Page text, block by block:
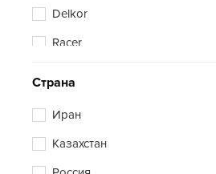
Delkor
Racer
Страна
Иран
Казахстан